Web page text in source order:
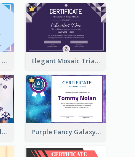
Pastel Holographic Certificate Of Appreciation Elegant Mosaic Triangular Certificate Design Template
Purple Snow and Glow Winter Certificate Purple Fancy Galaxy Certificate